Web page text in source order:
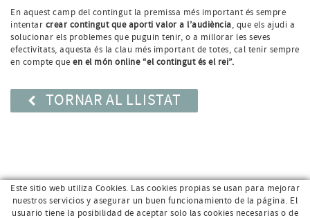
En aquest camp del contingut la premissa més important és sempre
intentar crear contingut que aporti valor a l’audiència, que els ajudi a
solucionar els problemes que puguin tenir, o a millorar les seves
efectivitats, aquesta és la clau més important de totes, cal tenir sempre
en compte que en el món online “el contingut és el rei”.
TORNAR AL LLISTAT
Este sitio web utiliza Cookies. Las cookies propias se usan para mejorar
nuestros servicios y asegurar un buen funcionamiento de la página. El
usuario tiene la posibilidad de aceptar solo las cookies necesarias o de